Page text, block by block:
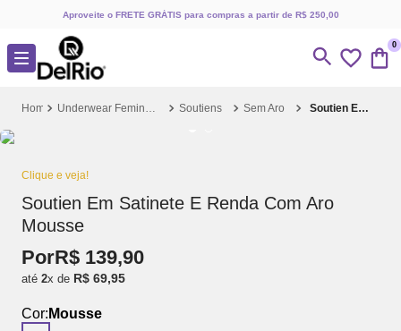
Aproveite o FRETE GRÁTIS para compras a partir de R$ 250,00
0
Underwear Feminino Soutiens Sem Aro Soutien Em Satinete E Renda Com Aro Mousse
Clique e veja!
Soutien Em Satinete E Renda Com Aro
Mousse
PorR$ 139,90
até 2x de R$ 69,95
Cor: Mousse